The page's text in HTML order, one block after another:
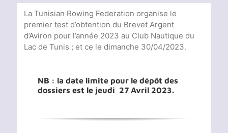
La Tunisian Rowing Federation organise le
premier test d’obtention du Brevet Argent
d’Aviron pour l’année 2023 au Club Nautique du
Lac de Tunis ; et ce le dimanche 30/04/2023.
NB : la date limite pour le dépôt des
dossiers est le jeudi 27 Avril 2023.